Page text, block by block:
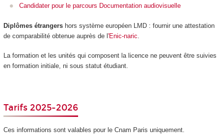
Candidater pour le parcours Documentation audiovisuelle
Diplômes étrangershors système européen LMD: fournir une attestation
de comparabilité obtenue auprès de l'Enic-naric
La formation et les unités qui composent la licence ne peuvent être suivies
en formation initiale, ni sous statut étudiant.
Tarifs 2025-2026
Ces informations sont valables pour le Cnam Paris uniquement.